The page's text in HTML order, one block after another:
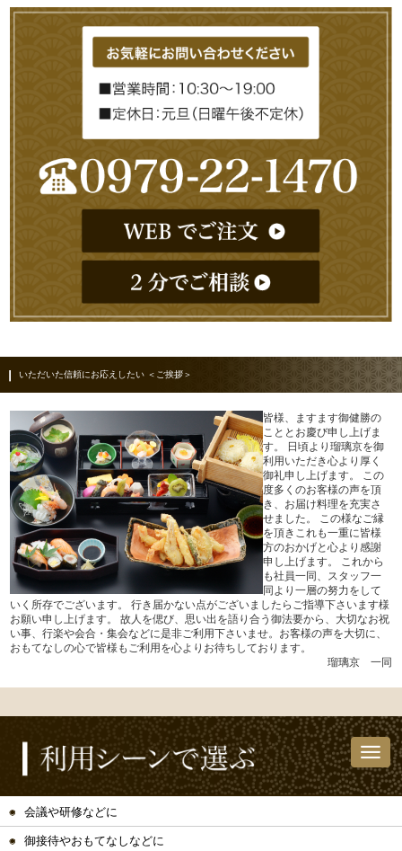
いただいた信頼にお応えしたい ＜ご挨拶＞
皆様、ますます御健勝の
こととお慶び申し上げま
す。 日頃より瑠璃京を御
利用いただき心より厚く
御礼申し上げます。 この
度多くのお客様の声を頂
き、お届け料理を充実さ
せました。 この様なご縁
を頂きこれも一重に皆様
方のおかげと心より感謝
申し上げます。 これから
も社員一同、スタッフ一
同より一層の努力をして
いく所存でございます。 行き届かない点がございましたらご指導下さいます様
お願い申し上げます。 故人を偲び、思い出を語り合う御法要から、大切なお祝
い事、行楽や会合・集会などに是非ご利用下さいませ。お客様の声を大切に、
おもてなしの心で皆様もご利用を心よりお待ちしております。
瑠璃京 一同
会議や研修などに
御接待やおもてなしなどに